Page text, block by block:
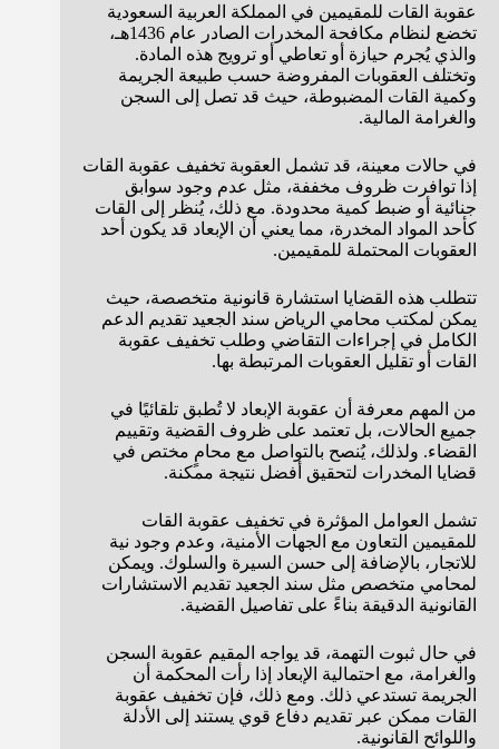
عقوبة القات للمقيمين في المملكة العربية السعودية
تخضع لنظام مكافحة المخدرات الصادر عام 1436هـ،
والذي يُجرم حيازة أو تعاطي أو ترويج هذه المادة.
وتختلف العقوبات المفروضة حسب طبيعة الجريمة
وكمية القات المضبوطة، حيث قد تصل إلى السجن
والغرامة المالية.
في حالات معينة، قد تشمل العقوبة تخفيف عقوبة القات
إذا توافرت ظروف مخففة، مثل عدم وجود سوابق
جنائية أو ضبط كمية محدودة. مع ذلك، يُنظر إلى القات
كأحد المواد المخدرة، مما يعني أن الإبعاد قد يكون أحد
العقوبات المحتملة للمقيمين.
تتطلب هذه القضايا استشارة قانونية متخصصة، حيث
يمكن لمكتب محامي الرياض سند الجعيد تقديم الدعم
الكامل في إجراءات التقاضي وطلب تخفيف عقوبة
القات أو تقليل العقوبات المرتبطة بها.
من المهم معرفة أن عقوبة الإبعاد لا تُطبق تلقائيًا في
جميع الحالات، بل تعتمد على ظروف القضية وتقييم
القضاء. ولذلك، يُنصح بالتواصل مع محامٍ مختص في
قضايا المخدرات لتحقيق أفضل نتيجة ممكنة.
تشمل العوامل المؤثرة في تخفيف عقوبة القات
للمقيمين التعاون مع الجهات الأمنية، وعدم وجود نية
للاتجار، بالإضافة إلى حسن السيرة والسلوك. ويمكن
لمحامي متخصص مثل سند الجعيد تقديم الاستشارات
القانونية الدقيقة بناءً على تفاصيل القضية.
في حال ثبوت التهمة، قد يواجه المقيم عقوبة السجن
والغرامة، مع احتمالية الإبعاد إذا رأت المحكمة أن
الجريمة تستدعي ذلك. ومع ذلك، فإن تخفيف عقوبة
القات ممكن عبر تقديم دفاع قوي يستند إلى الأدلة
واللوائح القانونية.